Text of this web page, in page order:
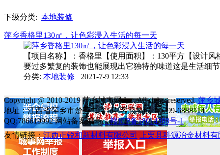
下级分类: 本地装修
萍乡香格里130㎡，让色彩浸入生活的每一天
【项目名称】：香格里【使用面积】：130平方【设计
要过多繁复的装饰也能展现出它独特的味道这是生活细
分类: 本地装修 2021-7-9 12:33
Copyright @ 2010-2019 萍乡城事网 Inc. All rights reserved.萍乡
地址：江西省萍乡市楚萍中路1号 客服热线：0799-6888114
QQ:786619992 网站备案编号：赣ICP备18014388号-1
友情链接： 江西正锐和新材料有限公司 上栗县科源冶金材料